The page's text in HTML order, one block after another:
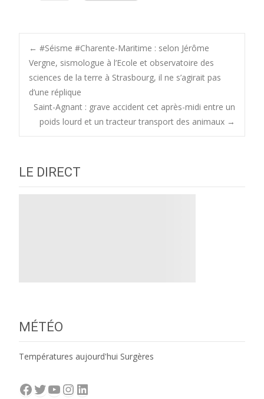
Post
navigation
← #Séisme #Charente-Maritime : selon Jérôme
Vergne, sismologue à l’Ecole et observatoire des
sciences de la terre à Strasbourg, il ne s’agirait pas
d’une réplique
Saint-Agnant : grave accident cet après-midi entre un
poids lourd et un tracteur transport des animaux →
LE DIRECT
MÉTÉO
Températures aujourd'hui Surgères
Facebook
Twitter
YouTube
Instagram
LinkedIn